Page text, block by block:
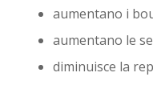
aumentano i
aumentano le
diminuisce la